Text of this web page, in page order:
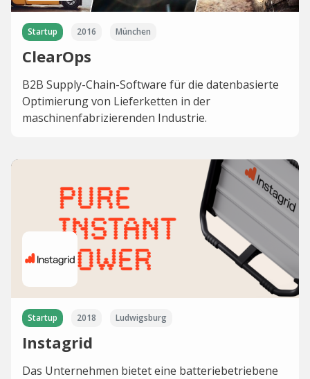
Startup 2016 München
ClearOps
B2B Supply-Chain-Software für die datenbasierte
Optimierung von Lieferketten in der
maschinenfabrizierenden Industrie.
Startup 2018 Ludwigsburg
Instagrid
Das Unternehmen bietet eine batteriebetriebene